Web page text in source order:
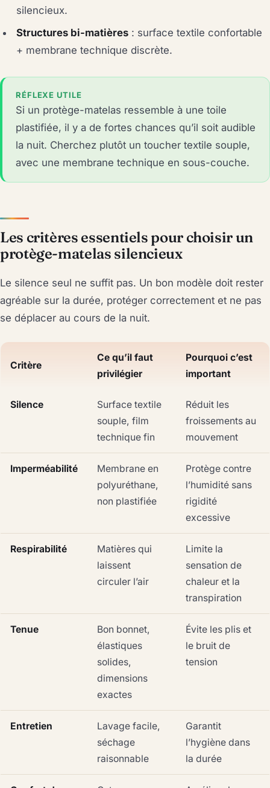
silencieux.
Structures bi-matières : surface textile confortable
+ membrane technique discrète.
RÉFLEXE UTILE
Si un protège-matelas ressemble à une toile
plastifiée, il y a de fortes chances qu’il soit audible
la nuit. Cherchez plutôt un toucher textile souple,
avec une membrane technique en sous-couche.
Les critères essentiels pour choisir un
protège-matelas silencieux
Le silence seul ne suffit pas. Un bon modèle doit rester
agréable sur la durée, protéger correctement et ne pas
se déplacer au cours de la nuit.
Critère
Ce qu’il faut
privilégier
Pourquoi c’est
important
Silence
Surface textile
souple, film
technique fin
Réduit les
froissements au
mouvement
Imperméabilité
Membrane en
polyuréthane,
non plastifiée
Protège contre
l’humidité sans
rigidité
excessive
Respirabilité
Matières qui
laissent
circuler l’air
Limite la
sensation de
chaleur et la
transpiration
Tenue
Bon bonnet,
élastiques
solides,
dimensions
exactes
Évite les plis et
le bruit de
tension
Entretien
Lavage facile,
séchage
raisonnable
Garantit
l’hygiène dans
la durée